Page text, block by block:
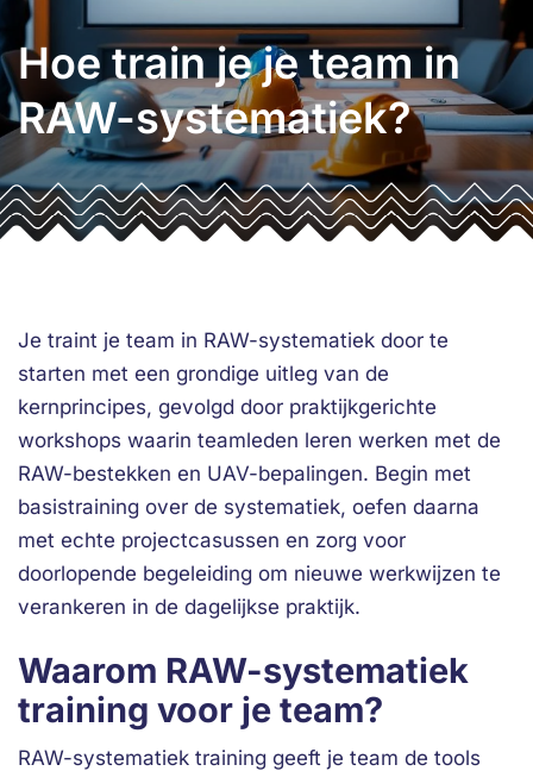
Hoe train je je team in
RAW-systematiek?
Je traint je team in RAW-systematiek door te
starten met een grondige uitleg van de
kernprincipes, gevolgd door praktijkgerichte
workshops waarin teamleden leren werken met de
RAW-bestekken en UAV-bepalingen. Begin met
basistraining over de systematiek, oefen daarna
met echte projectcasussen en zorg voor
doorlopende begeleiding om nieuwe werkwijzen te
verankeren in de dagelijkse praktijk.
Waarom RAW-systematiek
training voor je team?
RAW-systematiek training geeft je team de tools